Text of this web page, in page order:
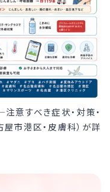
意すべき症状・対策・
市港区・皮膚科）が詳